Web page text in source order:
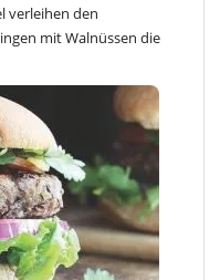
verleihen den
mit Walnüssen die